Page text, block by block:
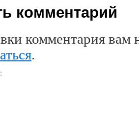
комментарий
комментария вам
.